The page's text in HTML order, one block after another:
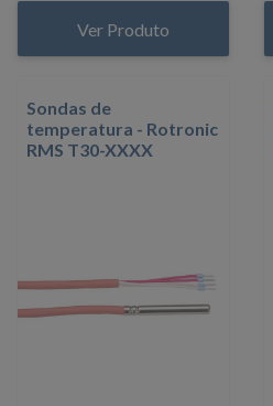
Ver Produto
Sondas de
temperatura - Rotronic
RMS T30-XXXX